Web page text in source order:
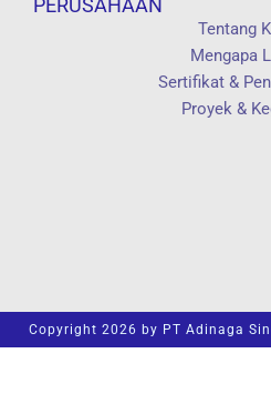
PERUSAHAAN
Tentang
Mengapa
Sertifikat &
Proyek &
Copyright 2026 by PT Adinaga